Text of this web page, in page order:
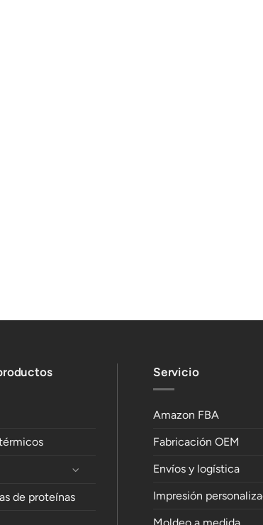
de proteínas
Servicio
Amazon FBA
Fabricación OEM
Envíos y logística
Impresión